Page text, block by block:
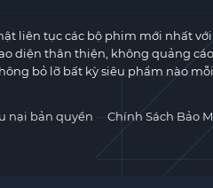
liên tục các bộ phim mới nhất
diện thân thiện, không quảng
bỏ lỡ bất kỳ siêu phẩm nào
nại bản quyền Chính Sách Bảo